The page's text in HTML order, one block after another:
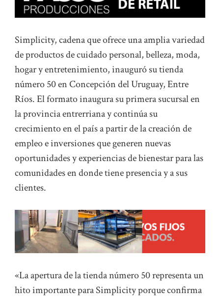
Simplicity, cadena que ofrece una amplia variedad
de productos de cuidado personal, belleza, moda,
hogar y entretenimiento, inauguró su tienda
número 50 en Concepción del Uruguay, Entre
Ríos. El formato inaugura su primera sucursal en
la provincia entrerriana y continúa su
crecimiento en el país a partir de la creación de
empleo e inversiones que generen nuevas
oportunidades y experiencias de bienestar para las
comunidades en donde tiene presencia y a sus
clientes.
«La apertura de la tienda número 50 representa un
hito importante para Simplicity porque confirma